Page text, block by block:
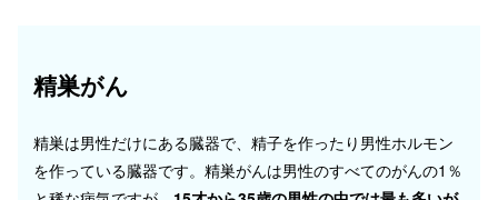
精巣がん
精巣は男性だけにある臓器で、精子を作ったり男性ホルモン
を作っている臓器です。精巣がんは男性のすべてのがんの1％